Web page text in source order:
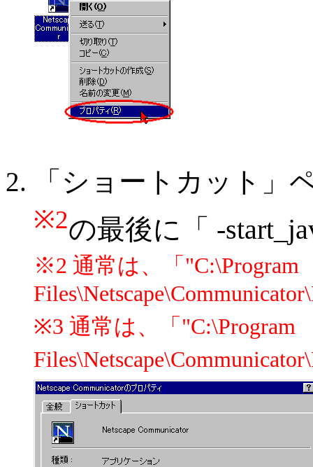
「ショートカット」
※2の最後に「 -
※2 通常は、「"C:\Program
※3 通常は、「"C:\Program